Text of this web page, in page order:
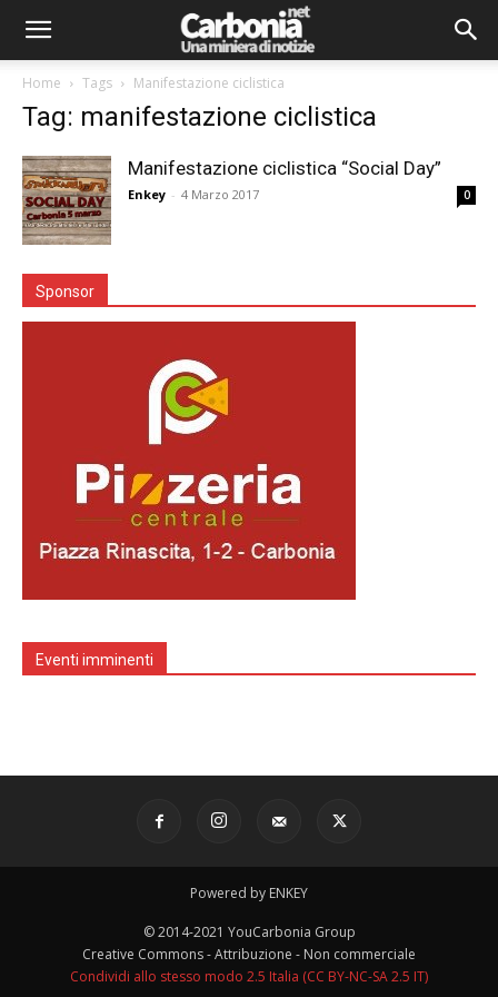
Home Tags Manifestazione ciclistica
Tag: manifestazione ciclistica
Manifestazione ciclistica “Social Day”
Enkey - 4 Marzo 2017 0
Sponsor
Eventi imminenti
Powered by ENKEY
© 2014-2021 YouCarbonia Group
Creative Commons - Attribuzione - Non commerciale
Condividi allo stesso modo 2.5 Italia (CC BY-NC-SA 2.5 IT)